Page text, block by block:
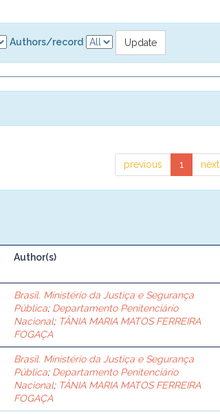
Authors/record
previous 1 next
Author(s)
Brasil. Ministério da Justiça e Segurança
Pública; Departamento Penitenciário
Nacional; TÂNIA MARIA MATOS FERREIRA
FOGAÇA
Brasil. Ministério da Justiça e Segurança
Pública; Departamento Penitenciário
Nacional; TÂNIA MARIA MATOS FERREIRA
FOGAÇA